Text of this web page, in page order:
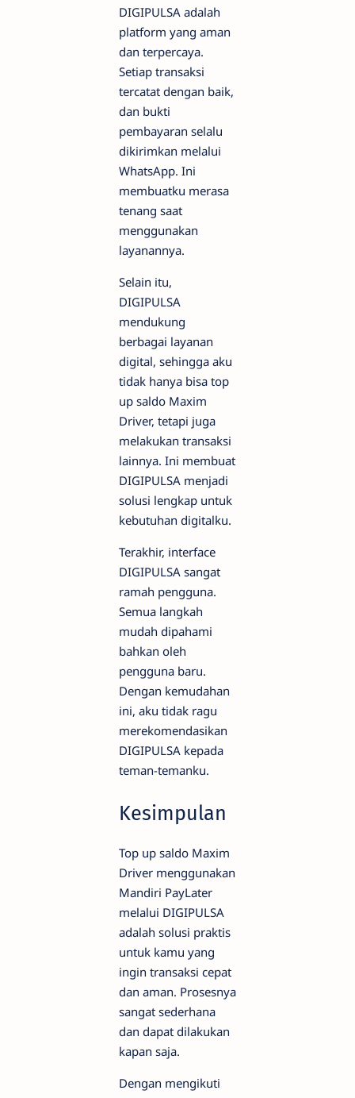
DIGIPULSA adalah
platform yang aman
dan terpercaya.
Setiap transaksi
tercatat dengan baik,
dan bukti
pembayaran selalu
dikirimkan melalui
WhatsApp. Ini
membuatku merasa
tenang saat
menggunakan
layanannya.
Selain itu,
DIGIPULSA
mendukung
berbagai layanan
digital, sehingga aku
tidak hanya bisa top
up saldo Maxim
Driver, tetapi juga
melakukan transaksi
lainnya. Ini membuat
DIGIPULSA menjadi
solusi lengkap untuk
kebutuhan digitalku.
Terakhir, interface
DIGIPULSA sangat
ramah pengguna.
Semua langkah
mudah dipahami
bahkan oleh
pengguna baru.
Dengan kemudahan
ini, aku tidak ragu
merekomendasikan
DIGIPULSA kepada
teman-temanku.
Kesimpulan
Top up saldo Maxim
Driver menggunakan
Mandiri PayLater
melalui DIGIPULSA
adalah solusi praktis
untuk kamu yang
ingin transaksi cepat
dan aman. Prosesnya
sangat sederhana
dan dapat dilakukan
kapan saja.
Dengan mengikuti